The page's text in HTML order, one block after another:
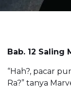
Bab. 12 Saling
“Hah?, pacar
Ra?” tanya